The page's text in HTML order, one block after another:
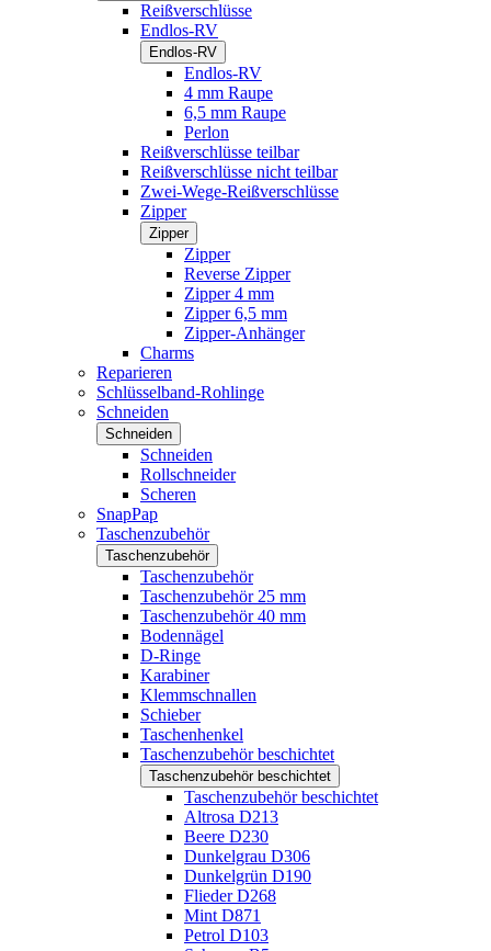
Reißverschlüsse
Endlos-RV
Endlos-RV
Endlos-RV
4 mm Raupe
6,5 mm Raupe
Perlon
Reißverschlüsse teilbar
Reißverschlüsse nicht teilbar
Zwei-Wege-Reißverschlüsse
Zipper
Zipper
Zipper
Reverse Zipper
Zipper 4 mm
Zipper 6,5 mm
Zipper-Anhänger
Charms
Reparieren
Schlüsselband-Rohlinge
Schneiden
Schneiden
Schneiden
Rollschneider
Scheren
SnapPap
Taschenzubehör
Taschenzubehör
Taschenzubehör
Taschenzubehör 25 mm
Taschenzubehör 40 mm
Bodennägel
D-Ringe
Karabiner
Klemmschnallen
Schieber
Taschenhenkel
Taschenzubehör beschichtet
Taschenzubehör beschichtet
Taschenzubehör beschichtet
Altrosa D213
Beere D230
Dunkelgrau D306
Dunkelgrün D190
Flieder D268
Mint D871
Petrol D103